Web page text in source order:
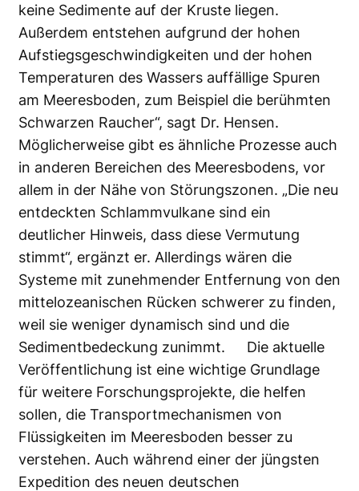
keine Sedimente auf der Kruste liegen.
Außerdem entstehen aufgrund der hohen
Aufstiegsgeschwindigkeiten und der hohen
Temperaturen des Wassers auffällige Spuren
am Meeresboden, zum Beispiel die berühmten
Schwarzen Raucher“, sagt Dr. Hensen.
Möglicherweise gibt es ähnliche Prozesse auch
in anderen Bereichen des Meeresbodens, vor
allem in der Nähe von Störungszonen. „Die neu
entdeckten Schlammvulkane sind ein
deutlicher Hinweis, dass diese Vermutung
stimmt“, ergänzt er. Allerdings wären die
Systeme mit zunehmender Entfernung von den
mittelozeanischen Rücken schwerer zu finden,
weil sie weniger dynamisch sind und die
Sedimentbedeckung zunimmt. Die aktuelle
Veröffentlichung ist eine wichtige Grundlage
für weitere Forschungsprojekte, die helfen
sollen, die Transportmechanismen von
Flüssigkeiten im Meeresboden besser zu
verstehen. Auch während einer der jüngsten
Expedition des neuen deutschen